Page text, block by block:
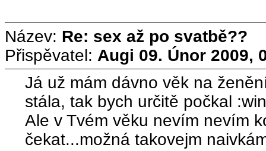
Název: Re: sex až po svatbě??
Přispěvatel: Augi 09. Únor 2009,
Já už mám dávno věk na
stála, tak bych určitě počkal
Ale v Tvém věku nevím nevím
čekat...možná takovejm